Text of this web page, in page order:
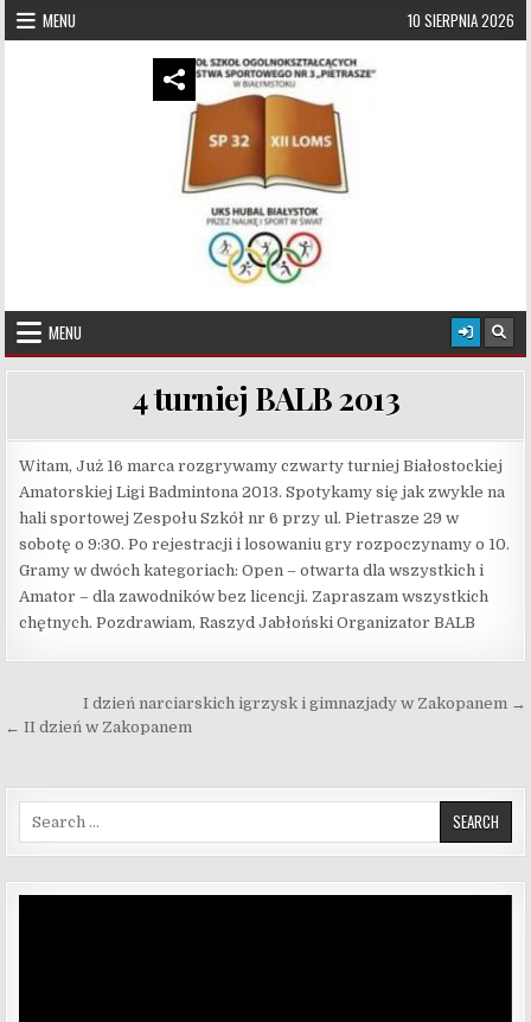
Skip to content
MENU 10 SIERPNIA 2026
UKS Hubal Białystok
MENU
4 turniej BALB 2013
Witam, Już 16 marca rozgrywamy czwarty turniej Białostockiej
Amatorskiej Ligi Badmintona 2013. Spotykamy się jak zwykle na
hali sportowej Zespołu Szkół nr 6 przy ul. Pietrasze 29 w
sobotę o 9:30. Po rejestracji i losowaniu gry rozpoczynamy o 10.
Gramy w dwóch kategoriach: Open – otwarta dla wszystkich i
Amator – dla zawodników bez licencji. Zapraszam wszystkich
chętnych. Pozdrawiam, Raszyd Jabłoński Organizator BALB
Nawigacja wpisu
I dzień narciarskich igrzysk i gimnazjady w Zakopanem →
← II dzień w Zakopanem
Search for: